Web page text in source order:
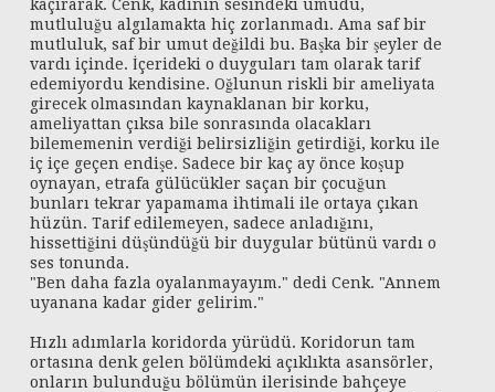
kaçırarak. Cenk, kadının sesindeki umudu,
mutluluğu algılamakta hiç zorlanmadı. Ama saf bir
mutluluk, saf bir umut değildi bu. Başka bir şeyler de
vardı içinde. İçerideki o duyguları tam olarak tarif
edemiyordu kendisine. Oğlunun riskli bir ameliyata
girecek olmasından kaynaklanan bir korku,
ameliyattan çıksa bile sonrasında olacakları
bilememenin verdiği belirsizliğin getirdiği, korku ile
iç içe geçen endişe. Sadece bir kaç ay önce koşup
oynayan, etrafa gülücükler saçan bir çocuğun
bunları tekrar yapamama ihtimali ile ortaya çıkan
hüzün. Tarif edilemeyen, sadece anladığını,
hissettiğini düşündüğü bir duygular bütünü vardı o
ses tonunda.
"Ben daha fazla oyalanmayayım." dedi Cenk. "Annem
uyanana kadar gider gelirim."
Hızlı adımlarla koridorda yürüdü. Koridorun tam
ortasına denk gelen bölümdeki açıklıkta asansörler,
onların bulunduğu bölümün ilerisinde bahçeye